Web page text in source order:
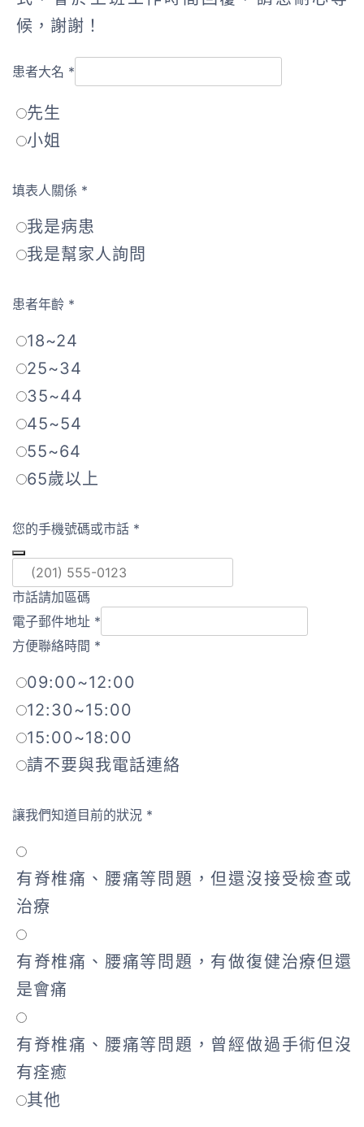
候，謝謝！
患者大名 *
先生
小姐
填表人關係 *
我是病患
我是幫家人詢問
患者年齡 *
18~24
25~34
35~44
45~54
55~64
65歲以上
您的手機號碼或市話 *
市話請加區碼
電子郵件地址 *
方便聯絡時間 *
09:00~12:00
12:30~15:00
15:00~18:00
請不要與我電話連絡
讓我們知道目前的狀況 *
有脊椎痛、腰痛等問題，但還沒接受檢查或
治療
有脊椎痛、腰痛等問題，有做復健治療但還
是會痛
有脊椎痛、腰痛等問題，曾經做過手術但沒
有痊癒
其他